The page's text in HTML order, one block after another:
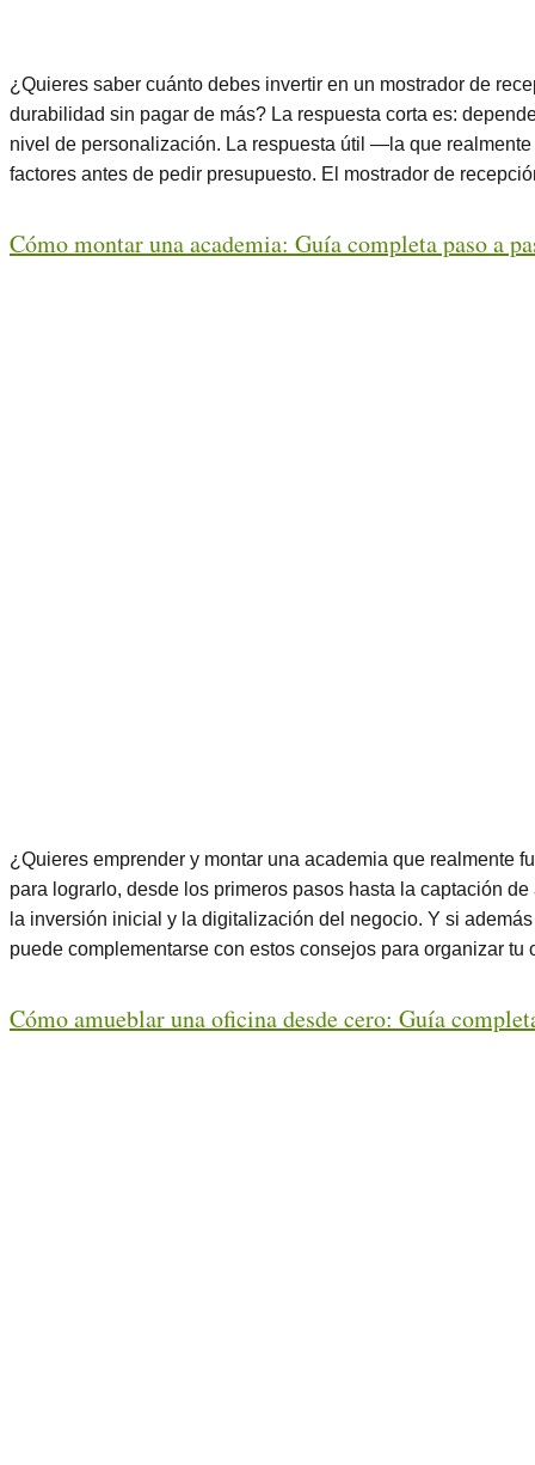
¿Quieres saber cuánto debes invertir en un mostrador de
durabilidad sin pagar de más? La respuesta corta es:
nivel de personalización. La respuesta útil —la que
factores antes de pedir presupuesto. El mostrador de
Cómo montar una academia: Guía completa paso a
¿Quieres emprender y montar una academia que realmente
para lograrlo, desde los primeros pasos hasta la captación
la inversión inicial y la digitalización del negocio. Y si
puede complementarse con estos consejos para organizar
Cómo amueblar una oficina desde cero: Guía